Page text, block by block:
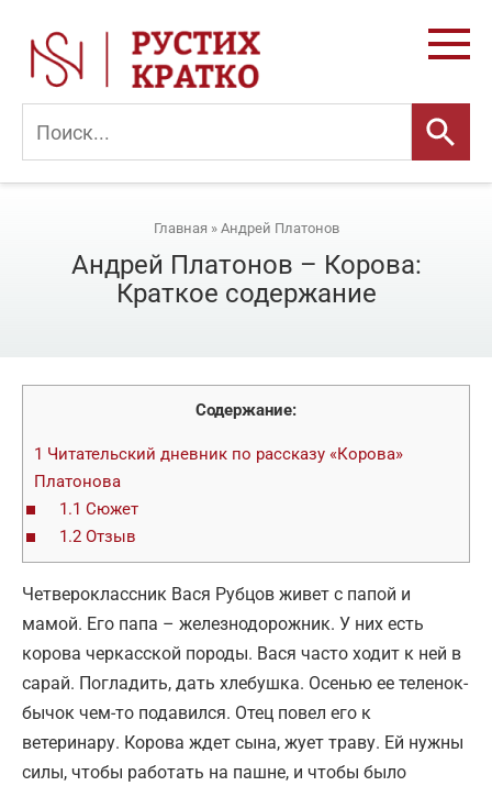
контенту
Главная » Андрей Платонов
Андрей Платонов – Корова:
Краткое содержание
Содержание:
1 Читательский дневник по рассказу «Корова»
Платонова
1.1 Сюжет
1.2Отзыв
Четвероклассник Вася Рубцов живет с папой и
мамой. Его папа – железнодорожник. У них есть
корова черкасской породы. Вася часто ходит к ней в
сарай. Погладить, дать хлебушка. Осенью ее теленок-
бычок чем-то подавился. Отец повел его к
ветеринару. Корова ждет сына, жует траву. Ей нужны
силы, чтобы работать на пашне, и чтобы было